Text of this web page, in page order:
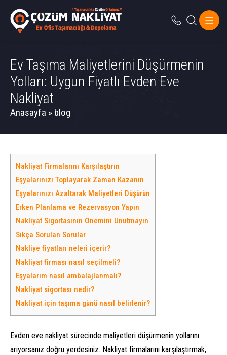
Ev Taşıma Maliyetlerini Düşürmenin
Yolları: Uygun Fiyatlı Evden Eve
Nakliyat
Anasayfa » blog
Nakliyat Firmalarını Karşılaştırın
Eşyalarınızı Toplayarak Zaman Kazanın
Eşyalarınızı Azaltarak Maliyetleri Düşürün
Erken Planlama ve Rezervasyon Yapın
Nakliyat Sigortasının Önemini Unutmayın
Sıkça Sorulan Sorular
Nakliye fiyatları neleri içerir?
Nakliyat firması nasıl seçilmeli?
Eşyalarım nasıl ambalajlanmalı?
Nakliyat sigortası nedir?
Nakliyat için taşıma günü nasıl belirlenir?
Evden eve nakliyat sürecinde maliyetleri düşürmenin yollarını
arıyorsanız doğru yerdesiniz. Nakliyat firmalarını karşılaştırmak,